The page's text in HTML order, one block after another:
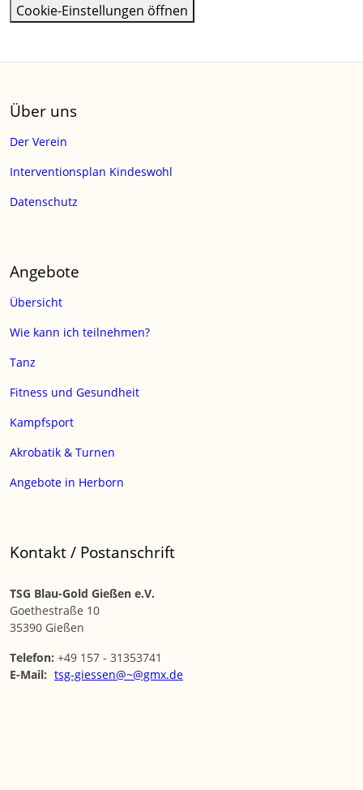
Cookie-Einstellungen öffnen
Über uns
Der Verein
Interventionsplan Kindeswohl
Datenschutz
Angebote
Übersicht
Wie kann ich teilnehmen?
Tanz
Fitness und Gesundheit
Kampfsport
Akrobatik & Turnen
Angebote in Herborn
Kontakt / Postanschrift
TSG Blau-Gold Gießen e.V.
Goethestraße 10
35390 Gießen
Telefon: +49 157 - 31353741
E-Mail: tsg-giessen@~@gmx.de